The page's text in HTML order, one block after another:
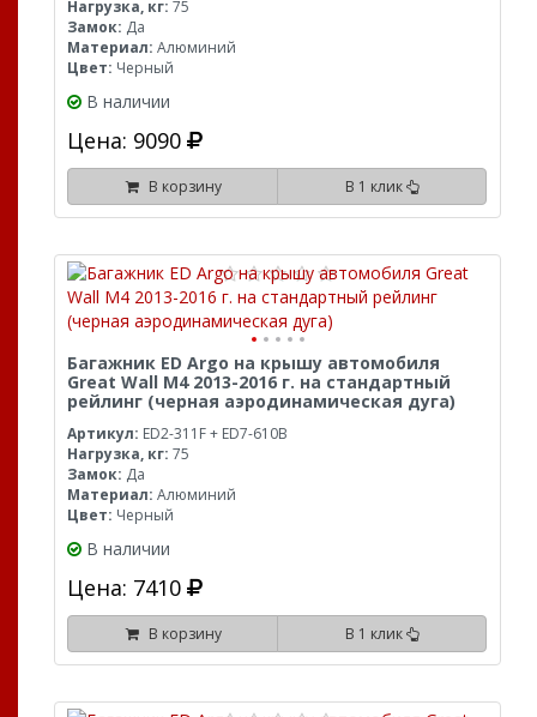
Нагрузка, кг: 75
Замок: Да
Материал: Алюминий
Цвет: Черный
В наличии
Цена: 9090
В корзину В 1 клик
Багажник ED Argo на крышу автомобиля
Great Wall M4 2013-2016 г. на стандартный
рейлинг (черная аэродинамическая дуга)
Артикул: ED2-311F + ED7-610B
Нагрузка, кг: 75
Замок: Да
Материал: Алюминий
Цвет: Черный
В наличии
Цена: 7410
В корзину В 1 клик